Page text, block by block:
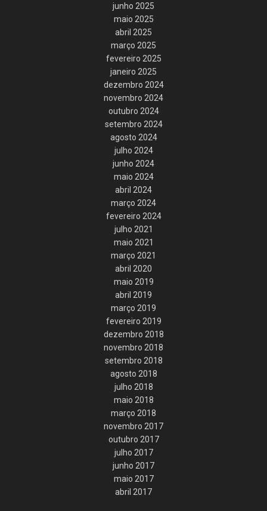
junho 2025
maio 2025
abril 2025
março 2025
fevereiro 2025
janeiro 2025
dezembro 2024
novembro 2024
outubro 2024
setembro 2024
agosto 2024
julho 2024
junho 2024
maio 2024
abril 2024
março 2024
fevereiro 2024
julho 2021
maio 2021
março 2021
abril 2020
maio 2019
abril 2019
março 2019
fevereiro 2019
dezembro 2018
novembro 2018
setembro 2018
agosto 2018
julho 2018
maio 2018
março 2018
novembro 2017
outubro 2017
julho 2017
junho 2017
maio 2017
abril 2017